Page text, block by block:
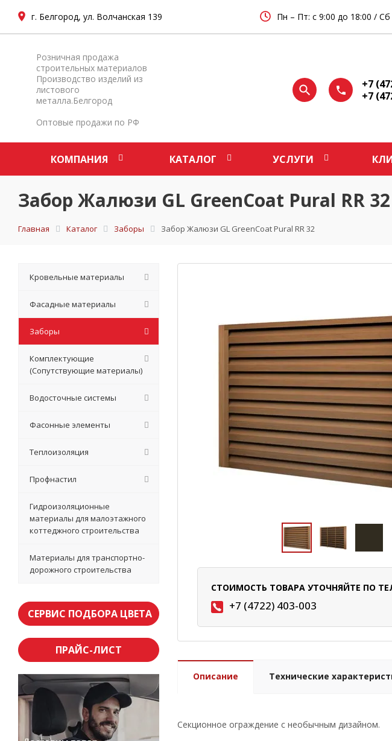
г. Белгород, ул. Волчанская 139 Пн – Пт: с 9:00 до 18:00 /
Розничная продажа
строительных материалов
Производство изделий из
листового
металла.Белгород
Оптовые продажи по РФ
+7
+7
КОМПАНИЯ КАТАЛОГ УСЛУГИ
Забор Жалюзи GL GreenCoat Pural RR 32
Главная Каталог Заборы Забор Жалюзи GL GreenCoat Pural RR 32
СТОИМОСТЬ ТОВАРА УТОЧНЯЙТЕ ПО
+7 (4722) 403-003
Описание Технические
Секционное ограждение с необычным дизайном.
Кровельные материалы
Фасадные материалы
Заборы
Комплектующие
(Сопутствующие материалы)
Водосточные системы
Фасонные элементы
Теплоизоляция
Профнастил
Гидроизоляционные
материалы для малоэтажного
коттеджного строительства
Материалы для транспортно-
дорожного строительства
СЕРВИС ПОДБОРА ЦВЕТА
ПРАЙС-ЛИСТ